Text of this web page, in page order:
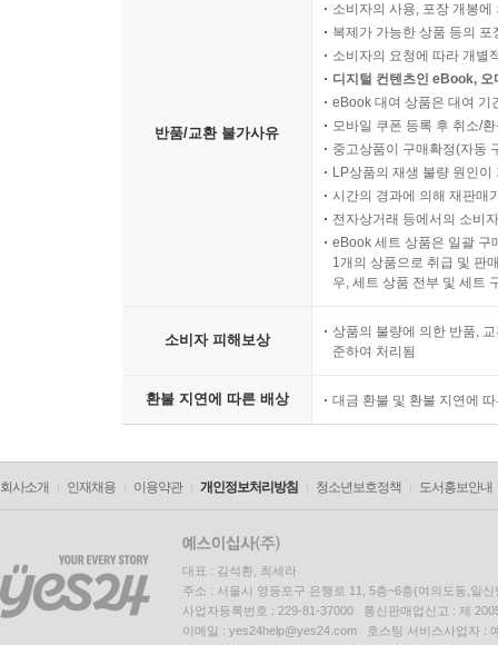
반품/교환 불가사유
소비자의 사용, 포장 개봉
복제가 가능한 상품 등의
소비자의 요청에 따라 개별
디지털 컨텐츠인 eBook,
eBook 대여 상품은 대여 기
모바일 쿠폰 등록 후 취소/
중고상품이 구매확정(자동
LP상품의 재생 불량 원인
시간의 경과에 의해 재판매
전자상거래 등에서의 소비
eBook 세트 상품은 일괄 구
1개의 상품으로 취급 및 판
우, 세트 상품 전부 및 세트
소비자 피해보상
상품의 불량에 의한 반품,
준하여 처리됨
환불 지연에 따른 배상 대금 환불 및 환불 지연에
회사소개 인재채용 이용약관 개인정보처리방침 청소년보호정책 도서홍보안내
대표 : 김석환, 최세라
주소 : 서울시 영등포구 은행로 11, 5층~6층(여의도동,일신
사업자등록번호 : 229-81-37000 통신판매업신고 : 제
이메일 : yes24help@yes24.com 호스팅 서비스사업자 :